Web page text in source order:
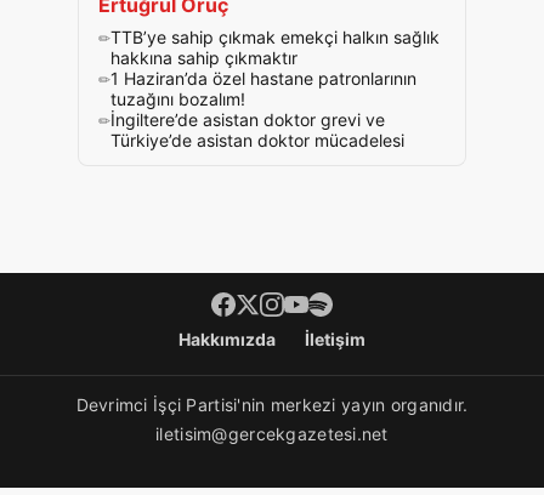
Ertuğrul Oruç
TTB’ye sahip çıkmak emekçi halkın sağlık
hakkına sahip çıkmaktır
1 Haziran’da özel hastane patronlarının
tuzağını bozalım!
İngiltere’de asistan doktor grevi ve
Türkiye’de asistan doktor mücadelesi
Footer menüHakkımızda İletişim
Devrimci İşçi Partisi'nin merkezi yayın organıdır.
iletisim@gercekgazetesi.net